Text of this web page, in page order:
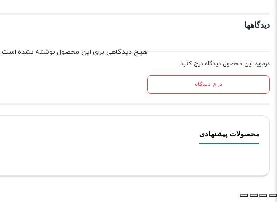
دیدگاهها
درمورد این محصول دیدگاه درج کنید.
درج دیدگاه
هیچ دیدگاهی برای این محصول نوشته نشده است.
محصولات پیشنهادی